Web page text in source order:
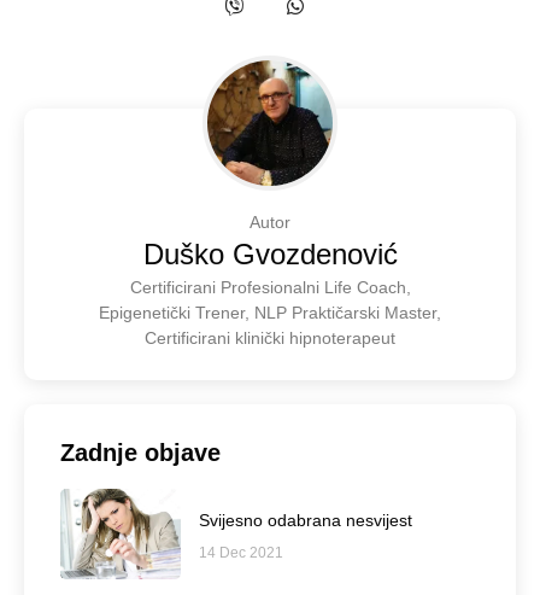
Autor
Duško Gvozdenović
Certificirani Profesionalni Life Coach,
Epigenetički Trener, NLP Praktičarski Master,
Certificirani klinički hipnoterapeut
Zadnje objave
Svijesno odabrana nesvijest
14 Dec 2021